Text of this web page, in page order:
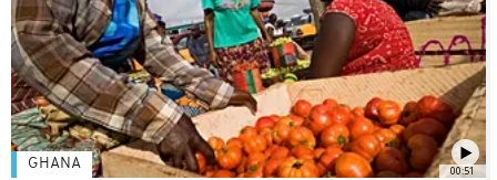
00:51
GHANA